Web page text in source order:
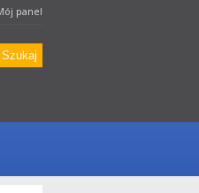
panel